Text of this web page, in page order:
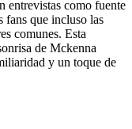
entrevistas como fuente
fans que incluso las
comunes. Esta
de Mckenna
y un toque de